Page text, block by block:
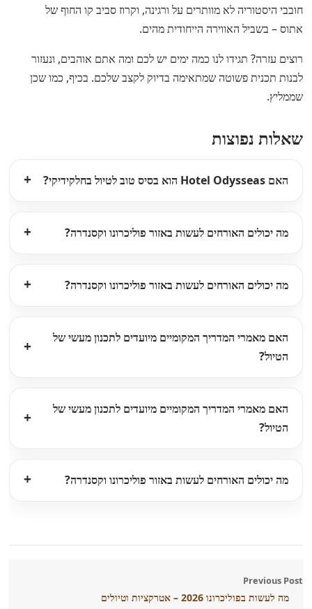
חובבי היסטוריה לא מוותרים על ורגינה, וקרוז סביב קו החוף של
אתוס – בשביל האווירה הייחודית מהים.
רוצים עזרה? תגידו לנו כמה ימים יש לכם ומה אתם אוהבים, ונעזור
לבנות תכנית פשוטה שמתאימה בדיוק לקצב שלכם. בכיף, כמו שכן
שממליץ.
שאלות נפוצות
האם Hotel Odysseas הוא בסיס טוב לטיול בחלקידיקי?
מה יכולים האורחים לעשות באזור פוליכרונו וקסנדרה?
מה יכולים האורחים לעשות באזור פוליכרונו וקסנדרה?
האם מאמרי המדריך המקומיים מיועדים לתכנון מעשי של
הטיול?
האם מאמרי המדריך המקומיים מיועדים לתכנון מעשי של
הטיול?
מה יכולים האורחים לעשות באזור פוליכרונו וקסנדרה?
Previous Post
מה לעשות בפוליכרונו 2026 – אטרקציות וטיולים